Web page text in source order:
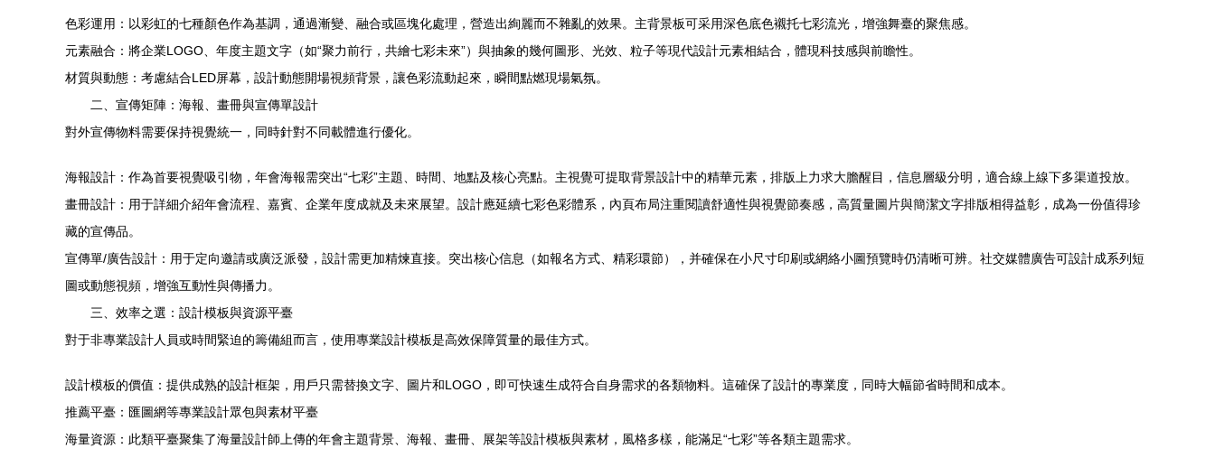
色彩運用：以彩虹的七種顏色作為基調，通過漸變、融合或區塊化處理，營造出絢麗而不雜亂的效果。主背景板可采用深色底色襯托七彩流光，增強舞臺的聚焦感。
元素融合：將企業LOGO、年度主題文字（如“聚力前行，共繪七彩未來”）與抽象的幾何圖形、光效、粒子等現代設計元素相結合，體現科技感與前瞻性。
材質與動態：考慮結合LED屏幕，設計動態開場視頻背景，讓色彩流動起來，瞬間點燃現場氣氛。
二、宣傳矩陣：海報、畫冊與宣傳單設計
對外宣傳物料需要保持視覺統一，同時針對不同載體進行優化。
海報設計：作為首要視覺吸引物，年會海報需突出“七彩”主題、時間、地點及核心亮點。主視覺可提取背景設計中的精華元素，排版上力求大膽醒目，信息層級分明，適合線上線下多渠道投放。
畫冊設計：用于詳細介紹年會流程、嘉賓、企業年度成就及未來展望。設計應延續七彩色彩體系，內頁布局注重閱讀舒適性與視覺節奏感，高質量圖片與簡潔文字排版相得益彰，成為一份值得珍
藏的宣傳品。
宣傳單/廣告設計：用于定向邀請或廣泛派發，設計需更加精煉直接。突出核心信息（如報名方式、精彩環節），并確保在小尺寸印刷或網絡小圖預覽時仍清晰可辨。社交媒體廣告可設計成系列短
圖或動態視頻，增強互動性與傳播力。
三、效率之選：設計模板與資源平臺
對于非專業設計人員或時間緊迫的籌備組而言，使用專業設計模板是高效保障質量的最佳方式。
設計模板的價值：提供成熟的設計框架，用戶只需替換文字、圖片和LOGO，即可快速生成符合自身需求的各類物料。這確保了設計的專業度，同時大幅節省時間和成本。
推薦平臺：匯圖網等專業設計眾包與素材平臺
海量資源：此類平臺聚集了海量設計師上傳的年會主題背景、海報、畫冊、展架等設計模板與素材，風格多樣，能滿足“七彩”等各類主題需求。